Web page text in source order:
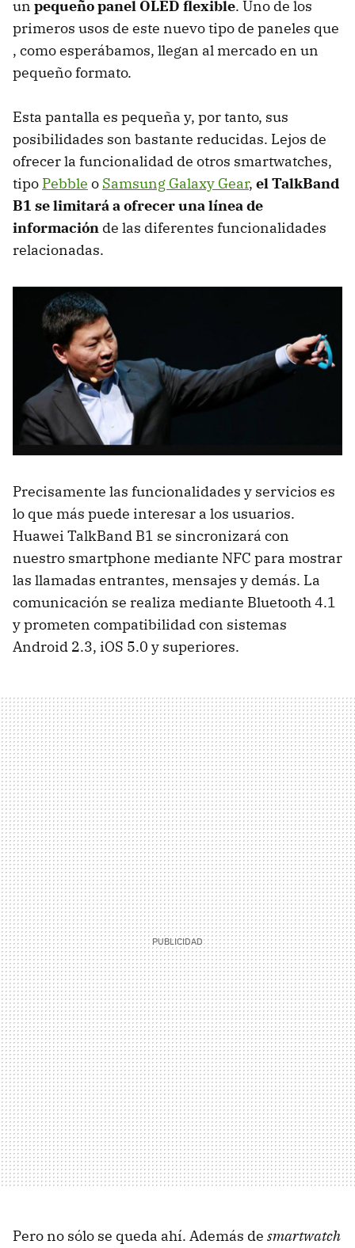
un pequeño panel OLED flexible. Uno de los
primeros usos de este nuevo tipo de paneles que
, como esperábamos, llegan al mercado en un
pequeño formato.
Esta pantalla es pequeña y, por tanto, sus
posibilidades son bastante reducidas. Lejos de
ofrecer la funcionalidad de otros smartwatches,
tipo Pebble o Samsung Galaxy Gear, el TalkBand
B1 se limitará a ofrecer una línea de
información de las diferentes funcionalidades
relacionadas.
Precisamente las funcionalidades y servicios es
lo que más puede interesar a los usuarios.
Huawei TalkBand B1 se sincronizará con
nuestro smartphone mediante NFC para mostrar
las llamadas entrantes, mensajes y demás. La
comunicación se realiza mediante Bluetooth 4.1
y prometen compatibilidad con sistemas
Android 2.3, iOS 5.0 y superiores.
Pero no sólo se queda ahí. Además de smartwatch